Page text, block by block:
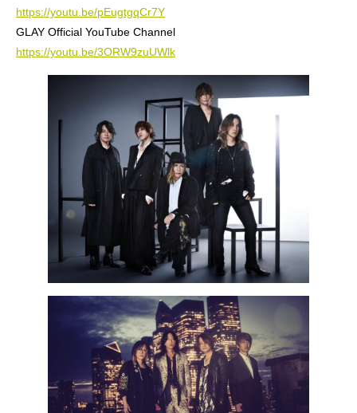
https://youtu.be/pEugtgqCr7Y
GLAY Official YouTube Channel
https://youtu.be/3ORW9zuUWlk